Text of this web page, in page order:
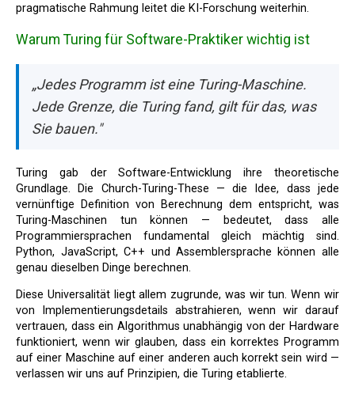
pragmatische Rahmung leitet die KI-Forschung weiterhin.
Warum Turing für Software-Praktiker wichtig ist
„Jedes Programm ist eine Turing-Maschine.
Jede Grenze, die Turing fand, gilt für das, was
Sie bauen."
Turing gab der Software-Entwicklung ihre theoretische
Grundlage. Die Church-Turing-These — die Idee, dass jede
vernünftige Definition von Berechnung dem entspricht, was
Turing-Maschinen tun können — bedeutet, dass alle
Programmiersprachen fundamental gleich mächtig sind.
Python, JavaScript, C++ und Assemblersprache können alle
genau dieselben Dinge berechnen.
Diese Universalität liegt allem zugrunde, was wir tun. Wenn wir
von Implementierungsdetails abstrahieren, wenn wir darauf
vertrauen, dass ein Algorithmus unabhängig von der Hardware
funktioniert, wenn wir glauben, dass ein korrektes Programm
auf einer Maschine auf einer anderen auch korrekt sein wird —
verlassen wir uns auf Prinzipien, die Turing etablierte.